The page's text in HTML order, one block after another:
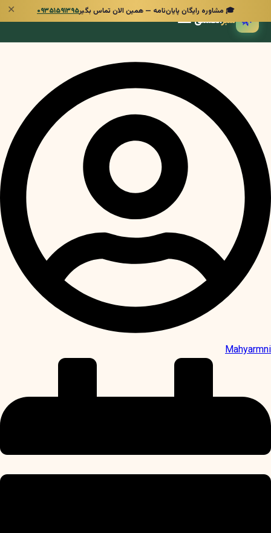
🎓 مشاوره رایگان پایان‌نامه — همین الان تماس بگیر۰۹۳۵۱۵۹۱۳۹۵ ✕
🌿 سبزانگشتی
Mahyarmni